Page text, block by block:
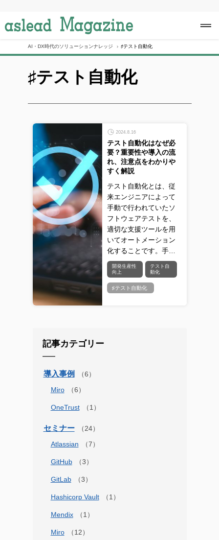
c
AI・DX時代のソリューションナレッジ ♯テスト自動化
♯テスト自動化
2024.8.16
テスト自動化はなぜ必
要？重要性や導入の流
れ、注意点をわかりや
すく解説
テスト自動化とは、従
来エンジニアによって
手動で行われていたソ
フトウェアテストを、
適切な支援ツールを用
いてオートメーション
化することです。手…
開発生産性
向上
テスト自
動化
♯テスト自動化
記事カテゴリー
導入事例
Miro
OneTrust
セミナー
Atlassian
GitHub
GitLab
Hashicorp Vault
Mendix
Miro